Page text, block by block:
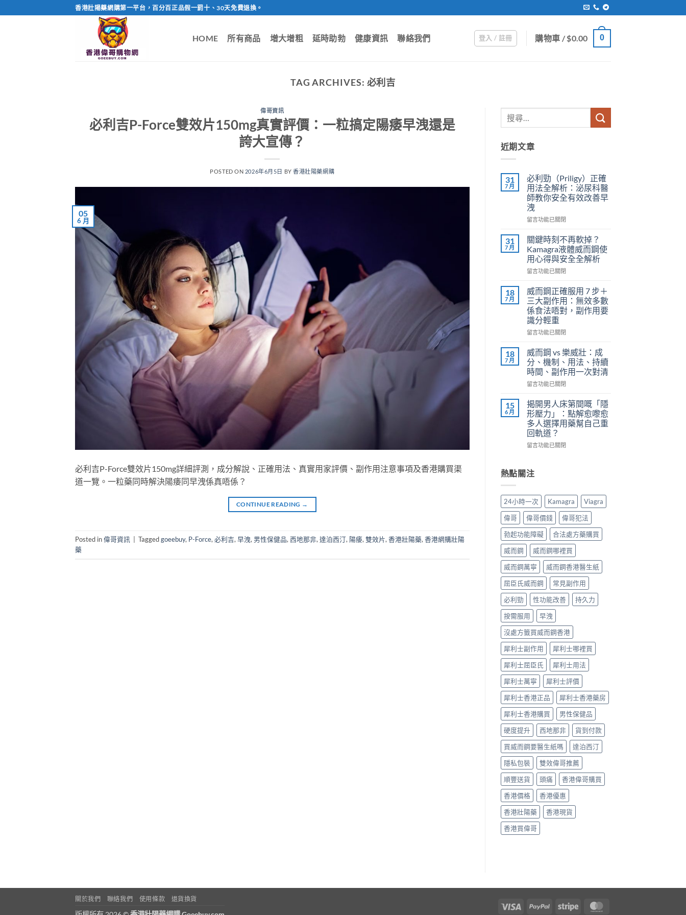
to
香港壯陽藥網購第一平台，百分百正品假一罰十、30天免費退換。
HOME 所有商品 增大增粗 延時助勃 健康資訊 聯絡我們 登入 / 註冊 購物車 /$0.00 0
TAG ARCHIVES: 必利吉
偉哥資訊
必利吉P-Force雙效片150mg真實評價：一粒搞定陽痿早洩還是
誇大宣傳？
POSTED ON 2026年6月5日 BY香港壯陽藥網購
05
6 月
必利吉P-Force雙效片150mg詳細評測，成分解說、正確用法、真實用家評價、副作用注意事項及香港購買渠
道一覽。一粒藥同時解決陽痿同早洩係真唔係？
CONTINUE READING →
Posted in偉哥資訊 Taggedgoeebuy, P-Force,必利吉,早洩, 男性保健品,西地那非,達泊西汀, 陽痿,雙效片,香港壯陽藥,香港網購壯陽
藥
近期文章
31
7 月
必利勁（Priligy）正確
用法全解析：泌尿科醫
師教你安全有效改善早
洩
在
利
勁
（Priligy）
正
確
法
全
解
析：
泌
尿
醫
師
教
你
安
有
效
改
善
早
洩〉
留言功能已關閉
31
7 月
關鍵時刻不再軟掉？
Kamagra液體威而鋼使
用心得與安全全解析
在
鍵
時
刻
不
再
軟
Kamagra
液
體
威
而
使
用
心
得
與
安
解
析〉
留言功能已關閉
18
7 月
威而鋼正確服用 7 步＋
三大副作用：無效多數
係食法唔對，副作用要
識分輕重
在
而
鋼
正
確
服
7
步
＋
三
大
副
無
效
數
食
法
唔
對，
作
用
要
識
分
重〉
中
留言功能已關閉
18
7 月
威而鋼 vs 樂威壯：成
分、機制、用法、持續
時間、副作用一次對清
在
而
鋼
vs
樂
威
壯：
機
制、
法、
續
時
間、
副
用
一
次
對
清〉
留言功能已關閉
15
6 月
揭開男人床第間嘅「隱
形壓力」：點解愈嚟愈
多人選擇用藥幫自己重
回軌道？
在
男
人
第
嘅
「隱
形
壓
力」：
點
解
愈
嚟
愈
人
選
擇
用
藥
幫
自
己
重
回
軌
道？〉
中
留言功能已關閉
熱點關注
24小時一次 Kamagra
Viagra
偉哥
偉哥價錢
偉哥犯法
勃起功能障礙
合法處方藥購買
威而鋼
威而鋼哪裡買
威而鋼萬寧
威而鋼香港醫生紙
屈臣氏威而鋼
常見副作用
必利勁
性功能改善
持久力
按需服用
早洩
沒處方籤買威而鋼香港
犀利士副作用
犀利士哪裡買
犀利士屈臣氏
犀利士用法
犀利士萬寧
犀利士評價
犀利士香港正品
犀利士香港藥房
犀利士香港購買
男性保健品
硬度提升
西地那非
貨到付款
買威而鋼要醫生紙嗎
達泊西汀
隱私包裝
雙效偉哥推薦
順豐送貨
頭痛
香港偉哥購買
香港價格
香港優惠
香港壯陽藥
香港現貨
香港買偉哥
Visa PayPal Stripe
關於我們 聯絡我們 使用條款 退貨換貨